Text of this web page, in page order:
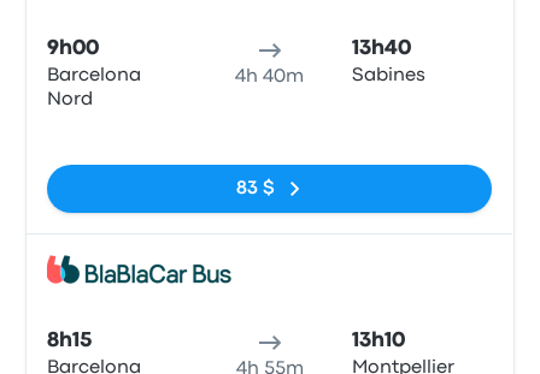
9h00
Barcelona
Nord
4h 40m
13h40
Sabines
83 $
8h15
Barcelona
4h 55m
13h10
Montpellier